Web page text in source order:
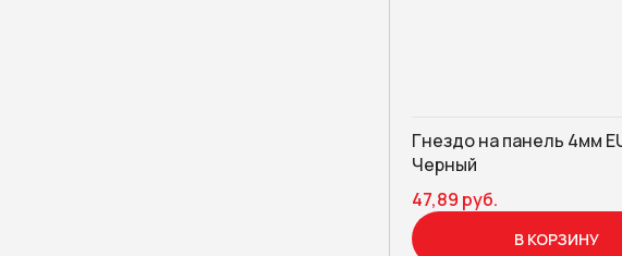
Гнездо на панель 4мм
Черный
47,89 руб.
В КОРЗИНУ